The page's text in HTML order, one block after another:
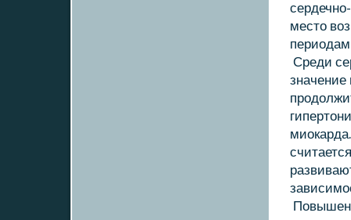
местο
Среди
значение